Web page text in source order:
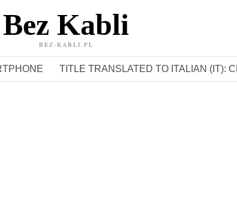
Bez Kabli
BEZ-KABLI.PL
TITLE TRANSLATED TO ITALIAN (IT):